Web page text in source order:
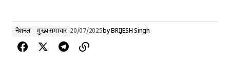
नेशनल मुख्य समाचार 20/07/2025byBRIJESH Singh